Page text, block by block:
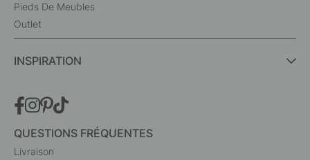
Pieds De Meubles
Outlet
INSPIRATION
QUESTIONS FRÉQUENTES
Livraison